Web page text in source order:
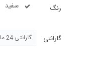
رنگ سفید
گارانتی گارانتی 24 ماهه آریا پردیس البرز